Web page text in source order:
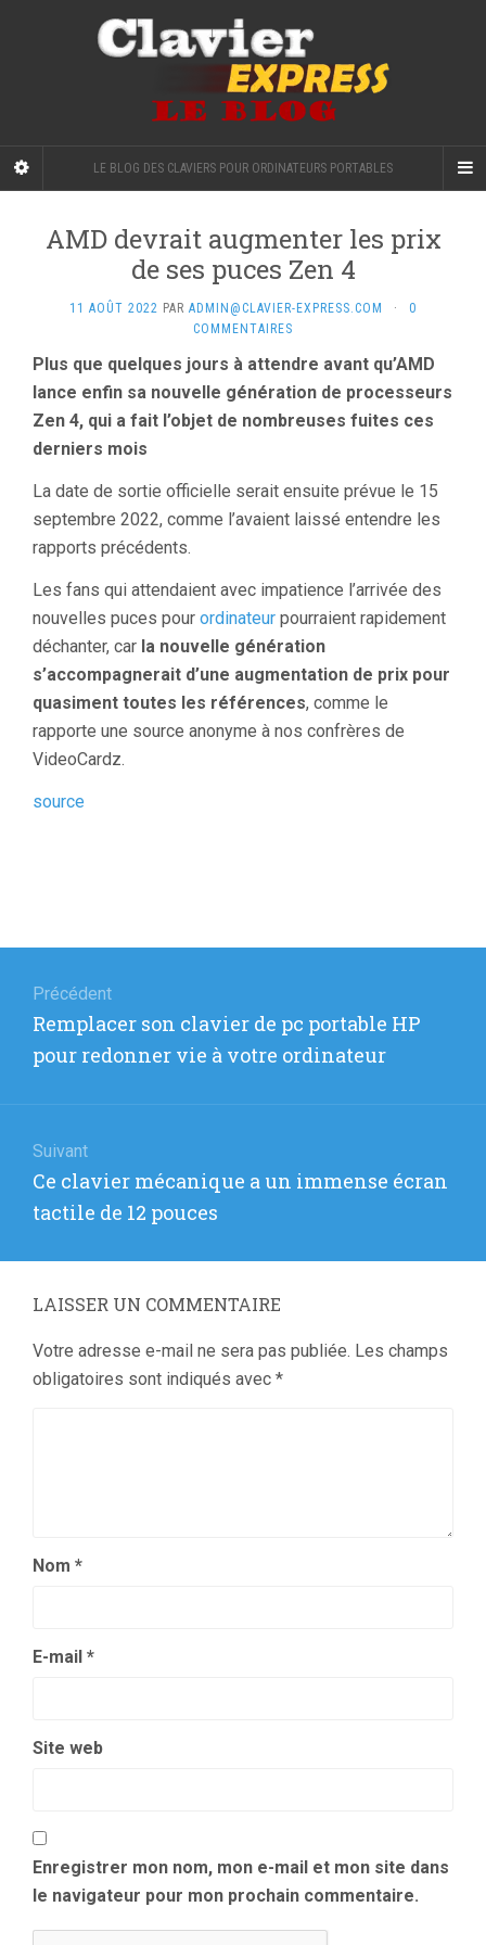
LE BLOG DES CLAVIERS POUR ORDINATEURS PORTABLES
AMD devrait augmenter les prix
de ses puces Zen 4
11 AOÛT 2022 PAR ADMIN@CLAVIER-EXPRESS.COM ·
0
COMMENTAIRES
Plus que quelques jours à attendre avant qu’AMD
lance enfin sa nouvelle génération de processeurs
Zen 4, qui a fait l’objet de nombreuses fuites ces
derniers mois
La date de sortie officielle serait ensuite prévue le 15
septembre 2022, comme l’avaient laissé entendre les
rapports précédents.
Les fans qui attendaient avec impatience l’arrivée des
nouvelles puces pour ordinateur pourraient rapidement
déchanter, car la nouvelle génération
s’accompagnerait d’une augmentation de prix pour
quasiment toutes les références, comme le
rapporte une source anonyme à nos confrères de
VideoCardz.
source
de
l’article
Précédent
Article
précédent
Remplacer son clavier de pc portable HP
pour redonner vie à votre ordinateur
Suivant
Article
suivant
Ce clavier mécanique a un immense écran
tactile de 12 pouces
LAISSER UN COMMENTAIRE
Votre adresse e-mail ne sera pas publiée. Les champs
obligatoires sont indiqués avec *
Nom *
E-mail *
Site web
Enregistrer mon nom, mon e-mail et mon site dans
le navigateur pour mon prochain commentaire.